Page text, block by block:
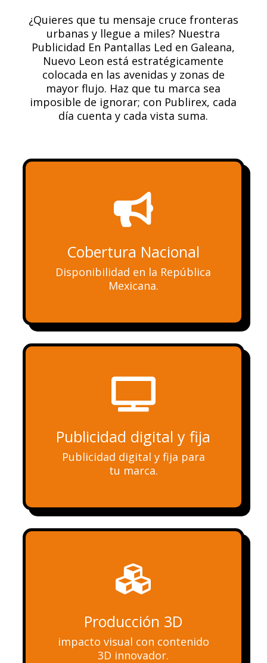
¿Quieres que tu mensaje cruce fronteras
urbanas y llegue a miles? Nuestra
Publicidad En Pantallas Led en Galeana,
Nuevo Leon está estratégicamente
colocada en las avenidas y zonas de
mayor flujo. Haz que tu marca sea
imposible de ignorar; con Publirex, cada
día cuenta y cada vista suma.

Cobertura Nacional
Disponibilidad en la República
Mexicana.

Publicidad digital y fija
Publicidad digital y fija para
tu marca.

Producción 3D
impacto visual con contenido
3D innovador.